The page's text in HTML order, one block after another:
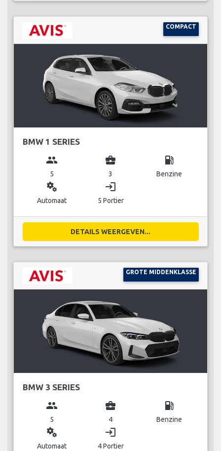
COMPACT
BMW 1 SERIES
group
5
business_center
3
local_gas_station
Benzine
miscellaneous_services
Automaat
login
5 Portier
DETAILS WEERGEVEN...
GROTE MIDDENKLASSE
BMW 3 SERIES
group
5
business_center
4
local_gas_station
Benzine
miscellaneous_services
Automaat
login
4 Portier